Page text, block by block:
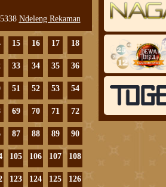
5338 Ndeleng Rekaman
15 16 17 18
33 34 35 36
51 52 53 54
69 70 71 72
87 88 89 90
105 106 107 108
123 124 125 126